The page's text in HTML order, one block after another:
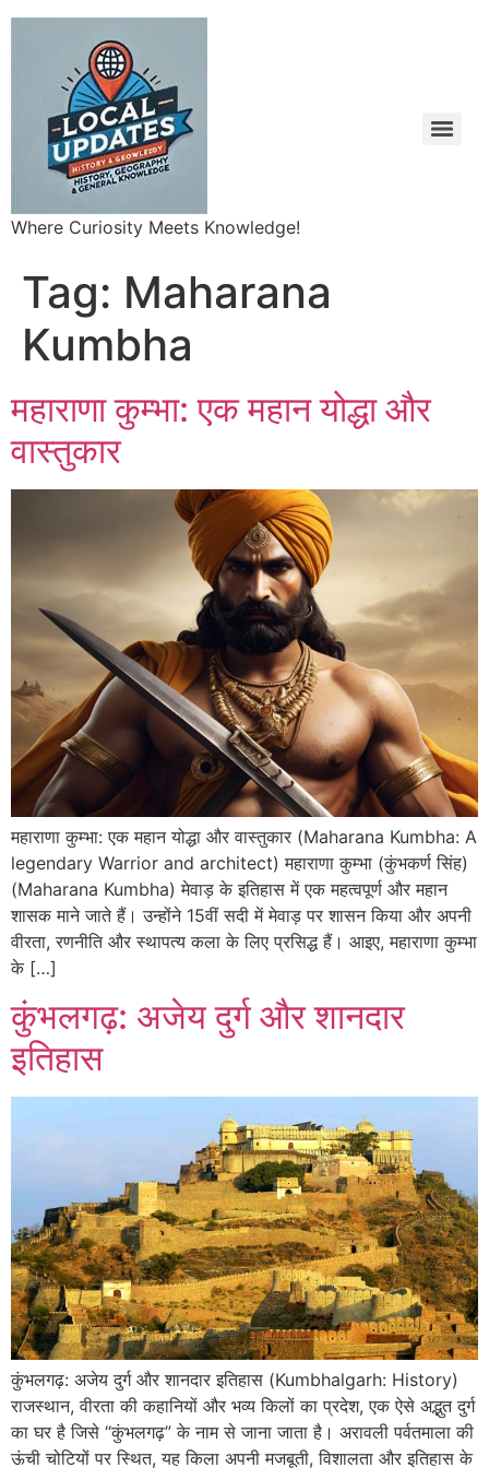
Where Curiosity Meets Knowledge!
Tag: Maharana
Kumbha
महाराणा कुम्भा: एक महान योद्धा और
वास्तुकार
महाराणा कुम्भा: एक महान योद्धा और वास्तुकार (Maharana Kumbha: A
legendary Warrior and architect) महाराणा कुम्भा (कुंभकर्ण सिंह)
(Maharana Kumbha) मेवाड़ के इतिहास में एक महत्वपूर्ण और महान
शासक माने जाते हैं। उन्होंने 15वीं सदी में मेवाड़ पर शासन किया और अपनी
वीरता, रणनीति और स्थापत्य कला के लिए प्रसिद्ध हैं। आइए, महाराणा कुम्भा
के […]
कुंभलगढ़: अजेय दुर्ग और शानदार
इतिहास
कुंभलगढ़: अजेय दुर्ग और शानदार इतिहास (Kumbhalgarh: History)
राजस्थान, वीरता की कहानियों और भव्य किलों का प्रदेश, एक ऐसे अद्भुत दुर्ग
का घर है जिसे “कुंभलगढ़” के नाम से जाना जाता है। अरावली पर्वतमाला की
ऊंची चोटियों पर स्थित, यह किला अपनी मजबूती, विशालता और इतिहास के